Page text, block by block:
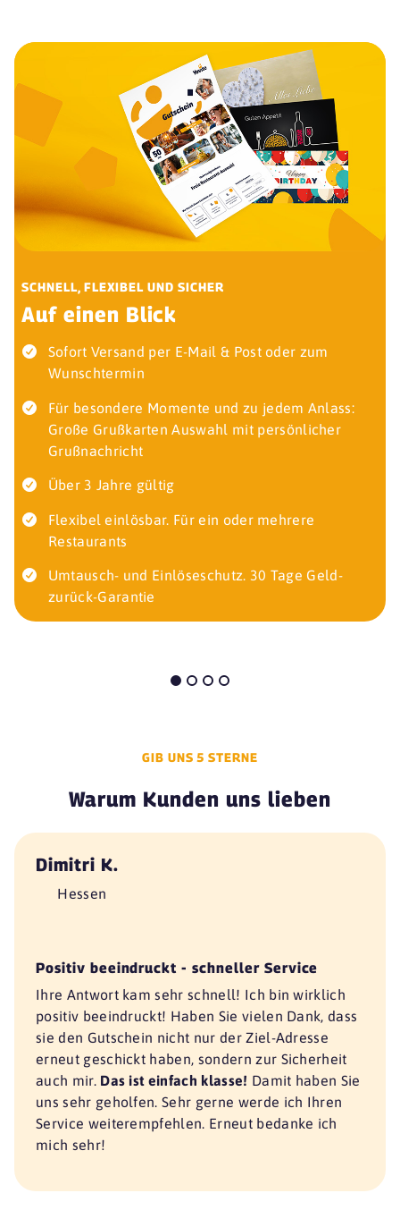
SCHNELL, FLEXIBEL UND SICHER
Auf einen Blick
Sofort Versand per E-Mail & Post oder zum
Wunschtermin
Für besondere Momente und zu jedem Anlass:
Große Grußkarten Auswahl mit persönlicher
Grußnachricht
Über 3 Jahre gültig
Flexibel einlösbar. Für ein oder mehrere
Restaurants
Umtausch- und Einlöseschutz. 30 Tage Geld-
zurück-Garantie
GIB UNS 5 STERNE
Warum Kunden uns lieben
Dimitri K.
Hessen
Positiv beeindruckt - schneller Service
Ihre Antwort kam sehr schnell! Ich bin wirklich
positiv beeindruckt! Haben Sie vielen Dank, dass
sie den Gutschein nicht nur der Ziel-Adresse
erneut geschickt haben, sondern zur Sicherheit
auch mir. Das ist einfach klasse! Damit haben Sie
uns sehr geholfen. Sehr gerne werde ich Ihren
Service weiterempfehlen. Erneut bedanke ich
mich sehr!